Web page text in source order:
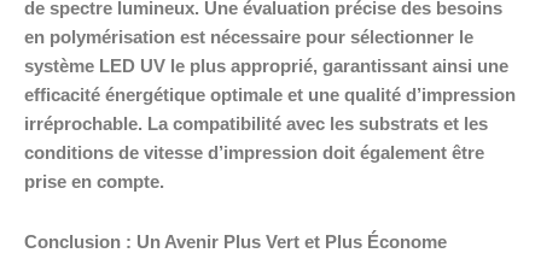
de spectre lumineux. Une évaluation précise des besoins
en polymérisation est nécessaire pour sélectionner le
système LED UV le plus approprié, garantissant ainsi une
efficacité énergétique optimale et une qualité d’impression
irréprochable. La compatibilité avec les substrats et les
conditions de vitesse d’impression doit également être
prise en compte.
Conclusion : Un Avenir Plus Vert et Plus Économe